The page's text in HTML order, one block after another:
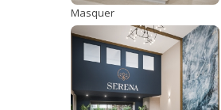
Masquer